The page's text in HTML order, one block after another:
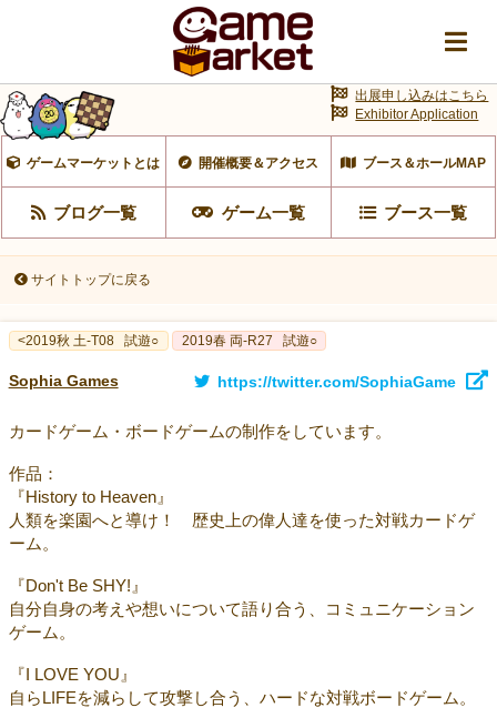
ゲームマーケットとは 開催概要＆アクセス ブース＆ホールMAP
ブログ一覧 ゲーム一覧 ブース一覧
出展申し込みはこちら
Exhibitor Application
サイトトップに戻る
<2019秋 土-T08 試遊○ 2019春 両-R27 試遊○
Sophia Games https://twitter.com/SophiaGame
カードゲーム・ボードゲームの制作をしています。
作品：
『History to Heaven』
人類を楽園へと導け！ 歴史上の偉人達を使った対戦カードゲ
ーム。
『Don't Be SHY!』
自分自身の考えや想いについて語り合う、コミュニケーション
ゲーム。
『I LOVE YOU』
自らLIFEを減らして攻撃し合う、ハードな対戦ボードゲーム。